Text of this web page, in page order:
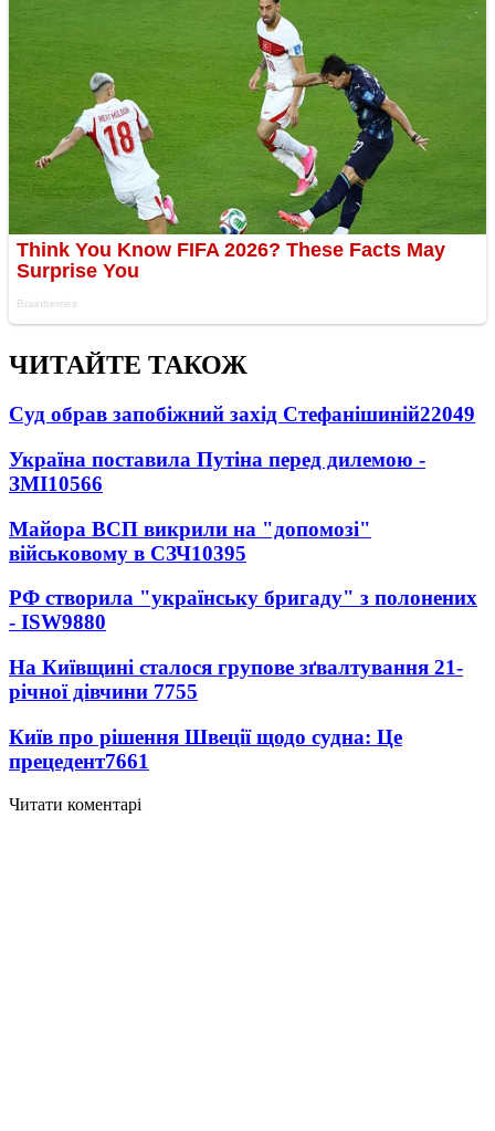
ЧИТАЙТЕ ТАКОЖ
Суд обрав запобіжний захід Стефанішиній22049
Україна поставила Путіна перед дилемою -
ЗМІ10566
Майора ВСП викрили на "допомозі"
військовому в СЗЧ10395
РФ створила "українську бригаду" з полонених
- ISW9880
На Київщині сталося групове зґвалтування 21-
річної дівчини 7755
Київ про рішення Швеції щодо судна: Це
прецедент7661
Читати коментарі